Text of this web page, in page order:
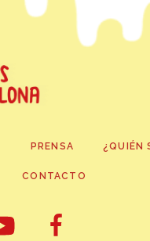
PRENSA ¿QUIÉN
CONTACTO